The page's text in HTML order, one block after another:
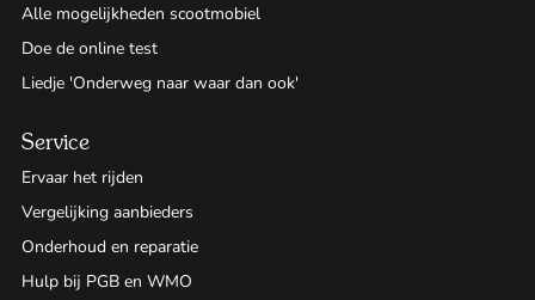
Alle mogelijkheden scootmobiel
Doe de online test
Liedje 'Onderweg naar waar dan ook'
Service
Ervaar het rijden
Vergelijking aanbieders
Onderhoud en reparatie
Hulp bij PGB en WMO